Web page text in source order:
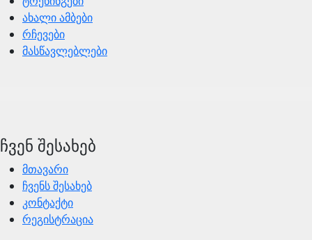
ახალი ამბები
რჩევები
მასწავლებლები
ჩვენ შესახებ
მთავარი
ჩვენს შესახებ
კონტაქტი
რეგისტრაცია